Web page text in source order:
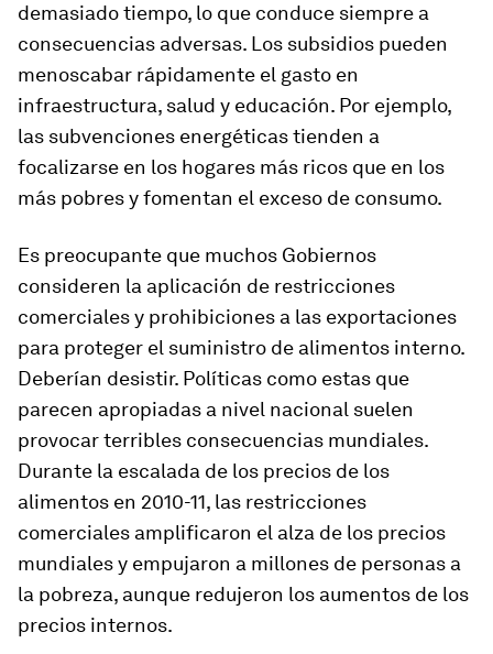
demasiado tiempo, lo que conduce siempre a
consecuencias adversas. Los subsidios pueden
menoscabar rápidamente el gasto en
infraestructura, salud y educación. Por ejemplo,
las subvenciones energéticas tienden a
focalizarse en los hogares más ricos que en los
más pobres y fomentan el exceso de consumo.
Es preocupante que muchos Gobiernos
consideren la aplicación de restricciones
comerciales y prohibiciones a las exportaciones
para proteger el suministro de alimentos interno.
Deberían desistir. Políticas como estas que
parecen apropiadas a nivel nacional suelen
provocar terribles consecuencias mundiales.
Durante la escalada de los precios de los
alimentos en 2010-11, las restricciones
comerciales amplificaron el alza de los precios
mundiales y empujaron a millones de personas a
la pobreza, aunque redujeron los aumentos de los
precios internos.